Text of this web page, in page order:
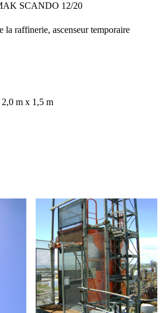
SCANDO 12/20
la raffinerie, ascenseur temporaire
m x 1,5 m